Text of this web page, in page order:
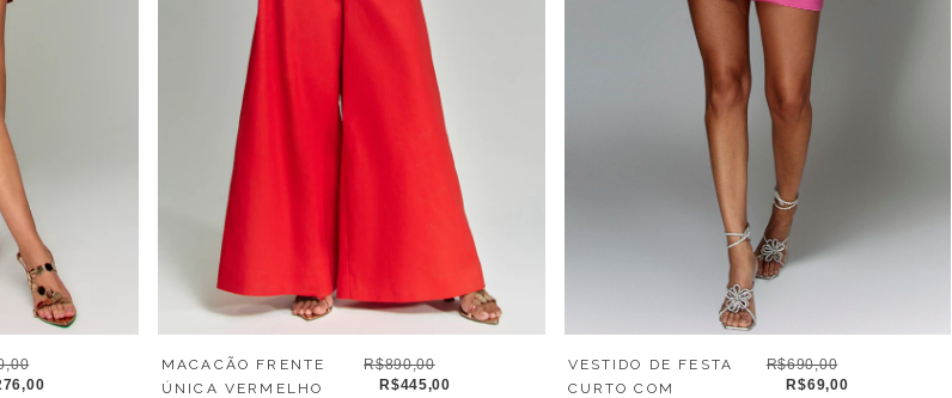
MACACÃO FRENTE
ÚNICA VERMELHO
R$890,00
R$445,00
VESTIDO DE FESTA
CURTO COM
R$690,00
R$69,00